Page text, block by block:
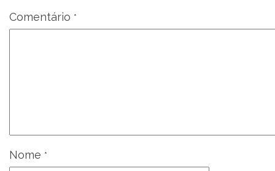
Comentário *
Nome *